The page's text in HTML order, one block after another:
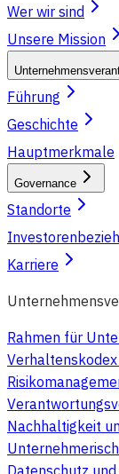
Wer wir sind
Unsere Mission
Führung
Geschichte
Hauptmerkmale
Governance
Standorte
Karriere
Rahmen für
Nachhaltigkeit
Datenschutz